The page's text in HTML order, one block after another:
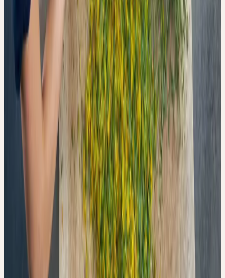
Die Studie ist eine analytische Laboruntersuchung — keine
klinische Studie. Sie macht keine Aussagen darüber, ob höhere
antioxidative Aktivität in vitro klinisch relevante Unterschiede
bedeutet. Die Autoren weisen ausdrücklich darauf hin, dass die
klinische Bedeutung dieser analytischen Unterschiede zum
Zeitpunkt der Publikation nicht bekannt ist.
Die Studie wurde vom Forschungs- und Entwicklungsteam der
Ceres Heilmittel AG durchgeführt und durch das Unternehmen
finanziert. Christoph Kalbermatten ist CEO, Roger Kalbermatten
Gründer von Ceres Heilmittel AG. Diese Angaben sind in der
Publikation vollständig offengelegt. Die Studie wurde in der
Fachzeitschrift Processes (MDPI) publiziert, als Editor's Choice
ausgezeichnet und durchlief ein reguläres Peer-Review-Verfahren.
Was die Studie leistet, ist dennoch bedeutsam: Sie benennt
erstmals in der wissenschaftlichen Literatur die Oxidation während
der Frischpflanzenverarbeitung als relevante Qualitätsvariable bei
der Herstellung homöopathischer Urtinkturen — und schlägt mit
der UV-Vis-Spektroskopie eine einfache, praxistaugliche Methode